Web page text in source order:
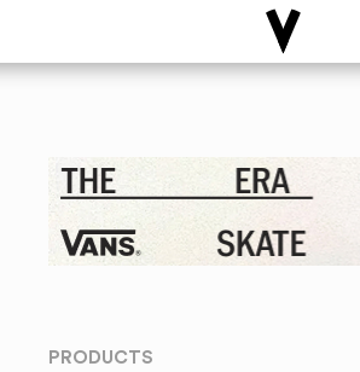
PRODUCTS